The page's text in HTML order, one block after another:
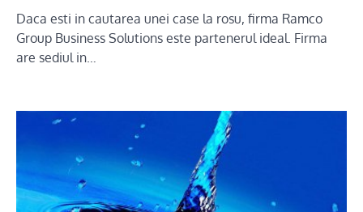
Daca esti in cautarea unei case la rosu, firma Ramco
Group Business Solutions este partenerul ideal. Firma
are sediul in…